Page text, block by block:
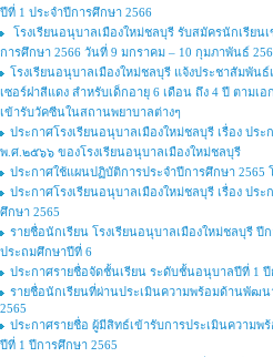
ปีที่ 1 ประจำปีการศึกษา 2566
โรงเรียนอนุบาลเมืองใหม่ชลบุรี รับสมัครนักเรีย
การศึกษา 2566 วันที่ 9 มกราคม – 10 กุมภาพันธ์
โรงเรียนอนุบาลเมืองใหม่ชลบุรี แจ้งประชาสัมพัน
เซอร์ฝาสีแดง สำหรับเด็กอายุ 6 เดือน ถึง 4 ปี ตามเ
เข้ารับวัคซีนในสถานพยาบาลต่างๆ
ประกาศโรงเรียนอนุบาลเมืองใหม่ชลบุรี เรื่อง ปร
พ.ศ.๒๕๖๖ ของโรงเรียนอนุบาลเมืองใหม่ชลบุรี
ประกาศใช้แผนปฏิบัติการประจำปีการศึกษา 2565
ประกาศโรงเรียนอนุบาลเมืองใหม่ชลบุรี เรื่อง ป
ศึกษา 2565
รายชื่อนักเรียน โรงเรียนอนุบาลเมืองใหม่ชลบุรี
ประถมศึกษาปีที่ 6
ประกาศรายชื่อจัดชั้นเรียน ระดับชั้นอนุบาลปีที่ 1 ปี
รายชื่อนักเรียนที่ผ่านประเมินความพร้อมด้านพัฒ
2565
ประกาศรายชื่อ ผู้มีสิทธ์เข้ารับการประเมินความ
ปีที่ 1 ปีการศึกษา 2565